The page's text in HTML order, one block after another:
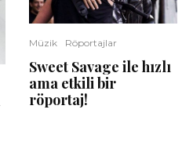
Müzik Röportajlar
Sweet Savage ile hızlı
ama etkili bir
röportaj!